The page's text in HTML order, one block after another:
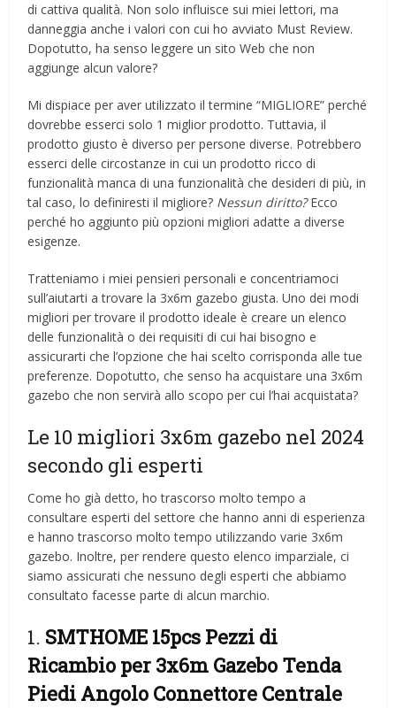
di cattiva qualità. Non solo influisce sui miei lettori, ma
danneggia anche i valori con cui ho avviato Must Review.
Dopotutto, ha senso leggere un sito Web che non
aggiunge alcun valore?
Mi dispiace per aver utilizzato il termine “MIGLIORE” perché
dovrebbe esserci solo 1 miglior prodotto. Tuttavia, il
prodotto giusto è diverso per persone diverse. Potrebbero
esserci delle circostanze in cui un prodotto ricco di
funzionalità manca di una funzionalità che desideri di più, in
tal caso, lo definiresti il ​​migliore? Nessun diritto?Ecco
perché ho aggiunto più opzioni migliori adatte a diverse
esigenze.
Tratteniamo i miei pensieri personali e concentriamoci
sull’aiutarti a trovare la 3x6m gazebo giusta. Uno dei modi
migliori per trovare il prodotto ideale è creare un elenco
delle funzionalità o dei requisiti di cui hai bisogno e
assicurarti che l’opzione che hai scelto corrisponda alle tue
preferenze. Dopotutto, che senso ha acquistare una 3x6m
gazebo che non servirà allo scopo per cui l’hai acquistata?
Le 10 migliori 3x6m gazebo nel 2024
secondo gli esperti
Come ho già detto, ho trascorso molto tempo a
consultare esperti del settore che hanno anni di esperienza
e hanno trascorso molto tempo utilizzando varie 3x6m
gazebo. Inoltre, per rendere questo elenco imparziale, ci
siamo assicurati che nessuno degli esperti che abbiamo
consultato facesse parte di alcun marchio.
1. SMTHOME 15pcs Pezzi di
Ricambio per 3x6m Gazebo Tenda
Piedi Angolo Connettore Centrale